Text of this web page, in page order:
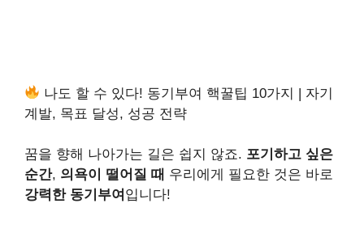
나도 할 수 있다! 동기부여 핵꿀팁 10가지 | 자기
계발, 목표 달성, 성공 전략
꿈을 향해 나아가는 길은 쉽지 않죠. 포기하고 싶은
순간, 의욕이 떨어질 때 우리에게 필요한 것은 바로
강력한 동기부여 입니다!